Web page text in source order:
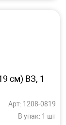
см) ВЗ, 1
Арт: 1208-0819
В упак: 1 шт